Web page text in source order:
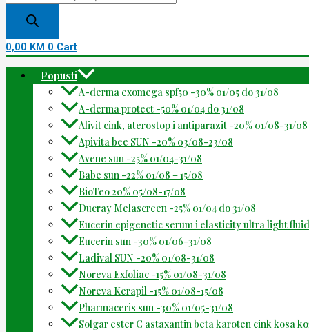
0,00 KM 0 Cart
Popusti
A-derma exomega spf50 -30% 01/05 do 31/08
A-derma protect -50% 01/04 do 31/08
Alivit cink, aterostop i antiparazit -20% 01/08-31/08
Apivita bee SUN -20% 03/08-23/08
Avene sun -25% 01/04-31/08
Babe sun -22% 01/08 – 15/08
BioTeo 20% 05/08-17/08
Ducray Melascreen -25% 01/04 do 31/08
Eucerin epigenetic serum i elasticity ultra light
Eucerin sun -30% 01/06-31/08
Ladival SUN -20% 01/08-31/08
Noreva Exfoliac -15% 01/08-31/08
Noreva Kerapil -15% 01/08-15/08
Pharmaceris sun -30% 01/05-31/08
Solgar ester C astaxantin beta karoten cink kosa